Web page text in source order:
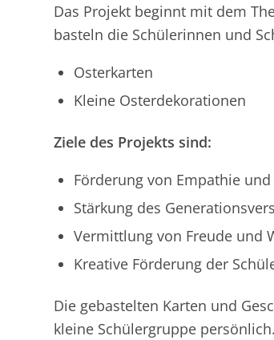
Das Projekt beginnt mit dem
basteln die Schülerinnen und
Osterkarten
Kleine Osterdekorationen
Ziele des Projekts sind:
Förderung von Empathie
Stärkung des
Vermittlung von Freude und
Kreative Förderung der
Die gebastelten Karten und
kleine Schülergruppe persönlich.